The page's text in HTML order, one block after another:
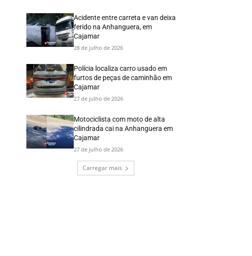
Acidente entre carreta e van deixa
ferido na Anhanguera, em
Cajamar
28 de julho de 2026
Polícia localiza carro usado em
furtos de peças de caminhão em
Cajamar
27 de julho de 2026
Motociclista com moto de alta
cilindrada cai na Anhanguera em
Cajamar
27 de julho de 2026
Carregar mais